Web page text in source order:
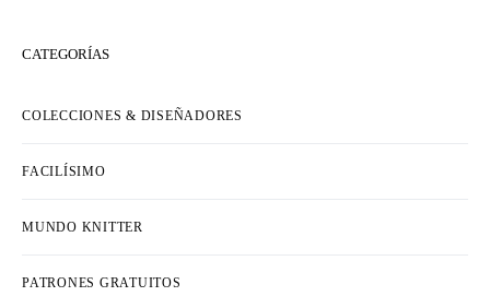
CATEGORÍAS
COLECCIONES & DISEÑADORES
FACILÍSIMO
MUNDO KNITTER
PATRONES GRATUITOS